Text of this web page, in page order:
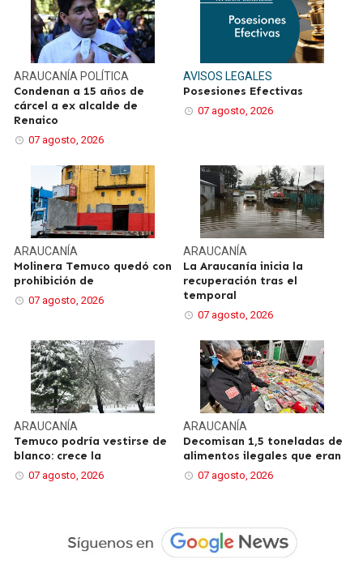
ARAUCANÍAPOLÍTICA
Condenan a 15 años de
cárcel a ex alcalde de
Renaico
07 agosto, 2026
AVISOS LEGALES
Posesiones Efectivas
07 agosto, 2026
ARAUCANÍA
Molinera Temuco quedó con
prohibición de
07 agosto, 2026
ARAUCANÍA
La Araucanía inicia la
recuperación tras el
temporal
07 agosto, 2026
ARAUCANÍA
Temuco podría vestirse de
blanco: crece la
07 agosto, 2026
ARAUCANÍA
Decomisan 1,5 toneladas de
alimentos ilegales que eran
07 agosto, 2026